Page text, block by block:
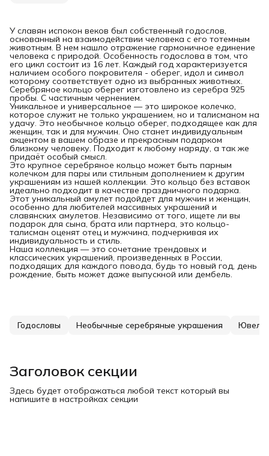
У славян испокон веков был собственный годослов,
основанный на взаимодействии человека с его тотемным
животным. В нем нашло отражение гармоничное единение
человека с природой. Особенность годослова в том, что
его цикл состоит из 16 лет. Каждый год характеризуется
наличием особого покровителя - оберег, идол и символ
которому соответствует одно из выбранных животных.
Серебряное кольцо оберег изготовлено из серебра 925
пробы. С частичным чернением.
Уникальное и универсальное — это широкое колечко,
которое служит не только украшением, но и талисманом на
удачу. Это необычное кольцо оберег, подходящее как для
женщин, так и для мужчин. Оно станет индивидуальным
акцентом в вашем образе и прекрасным подарком
близкому человеку. Подходит к любому наряду, а так же
придаёт особый смысл.
Это крупное серебряное кольцо может быть парным
колечком для пары или стильным дополнением к другим
украшениям из нашей коллекции. Это кольцо без вставок
идеально подходит в качестве праздничного подарка.
Этот уникальный амулет подойдет для мужчин и женщин,
особенно для любителей массивных украшений и
славянских амулетов. Независимо от того, ищете ли вы
подарок для сына, брата или партнера, это кольцо-
талисман оценят отец и мужчина, подчеркивая их
индивидуальность и стиль.
Наша коллекция — это сочетание трендовых и
классических украшений, произведенных в России,
подходящих для каждого повода, будь то новый год, день
рождение, быть может даже выпускной или дембель.
Годословы Необычные серебряные украшения
Заголовок секции
Здесь будет отображаться любой текст который вы
напишите в настройках секции